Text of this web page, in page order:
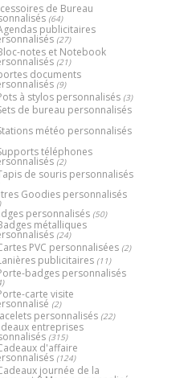
de Bureau
(64)
publicitaires
(27)
notes et Notebook
(21)
documents
(9)
à stylos personnalisés (3)
de bureau personnalisés
météo personnalisés
téléphones
(2)
de souris personnalisés
Goodies personnalisés
personnalisés (50)
métalliques
(24)
PVC personnalisées (2)
publicitaires (11)
badges personnalisés
carte visite
(2)
personnalisés (22)
entreprises
(315)
d'affaire
(124)
journée de la